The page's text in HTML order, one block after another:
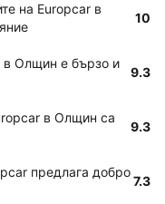
на Europcar в
10
в Олщин е бързо и
9.3
в Олщин са
9.3
предлага добро
7.3